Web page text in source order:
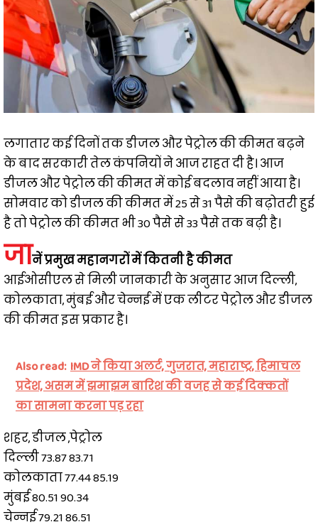
लगातार कई दिनों तक डीजल और पेट्रोल की कीमत बढ़ने
के बाद सरकारी तेल कंपनियों ने आज राहत दी है। आज
डीजल और पेट्रोल की कीमत में कोई बदलाव नहीं आया है।
सोमवार को डीजल की कीमत में 25 से 31 पैसे की बढ़ोतरी हुई
है तो पेट्रोल की कीमत भी 30 पैसे से 33 पैसे तक बढ़ी है।
जानें प्रमुख महानगरों में कितनी है कीमत
आईओसीएल से मिली जानकारी के अनुसार आज दिल्ली,
कोलकाता, मुंबई और चेन्नई में एक लीटर पेट्रोल और डीजल
की कीमत इस प्रकार है।
Also read: IMD ने किया अलर्ट, गुजरात, महाराष्ट्र, हिमाचल
प्रदेश, असम में झमाझम बारिश की वजह से कई दिक्कतों
का सामना करना पड़ रहा
शहर, डीजल ,पेट्रोल
दिल्ली 73.87 83.71
कोलकाता 77.44 85.19
मुंबई 80.51 90.34
चेन्नई 79.21 86.51